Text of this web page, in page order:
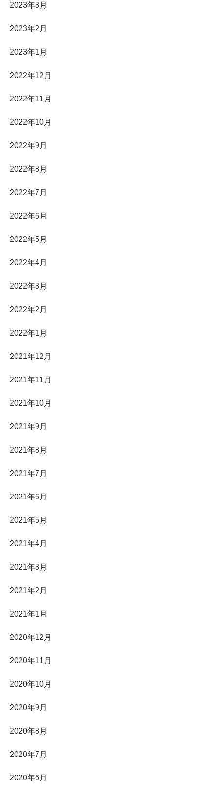
2023年3月
2023年2月
2023年1月
2022年12月
2022年11月
2022年10月
2022年9月
2022年8月
2022年7月
2022年6月
2022年5月
2022年4月
2022年3月
2022年2月
2022年1月
2021年12月
2021年11月
2021年10月
2021年9月
2021年8月
2021年7月
2021年6月
2021年5月
2021年4月
2021年3月
2021年2月
2021年1月
2020年12月
2020年11月
2020年10月
2020年9月
2020年8月
2020年7月
2020年6月